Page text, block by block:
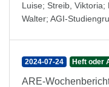
Luise; Streib, Viktoria;
Walter; AGI-
2024-07-24 Heft oder
ARE-